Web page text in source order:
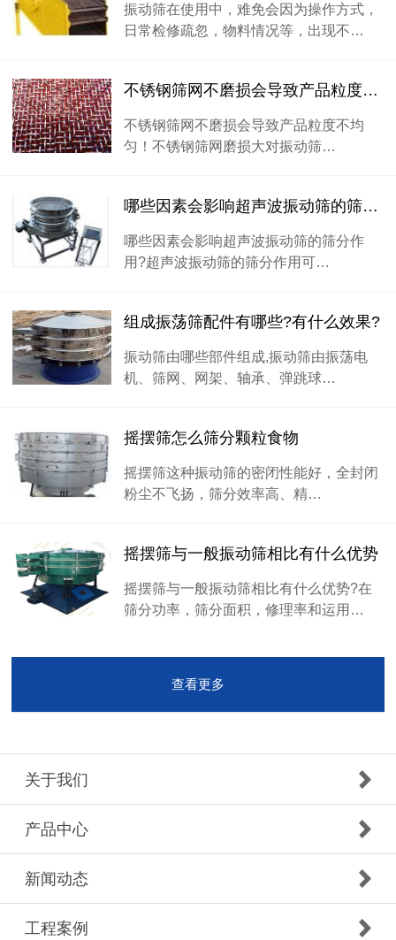
振动筛在使用中，难免会因为操作方式，
日常检修疏忽，物料情况等，出现不…
不锈钢筛网不磨损会导致产品粒度不均匀
不锈钢筛网不磨损会导致产品粒度不均
匀！不锈钢筛网磨损大对振动筛…
哪些因素会影响超声波振动筛的筛分作用
哪些因素会影响超声波振动筛的筛分作
用?超声波振动筛的筛分作用可…
组成振荡筛配件有哪些?有什么效果?
振动筛由哪些部件组成,振动筛由振荡电
机、筛网、网架、轴承、弹跳球…
摇摆筛怎么筛分颗粒食物
摇摆筛这种振动筛的密闭性能好，全封闭
粉尘不飞扬，筛分效率高、精…
摇摆筛与一般振动筛相比有什么优势
摇摆筛与一般振动筛相比有什么优势?在
筛分功率，筛分面积，修理率和运用…
查看更多
关于我们
产品中心
新闻动态
工程案例